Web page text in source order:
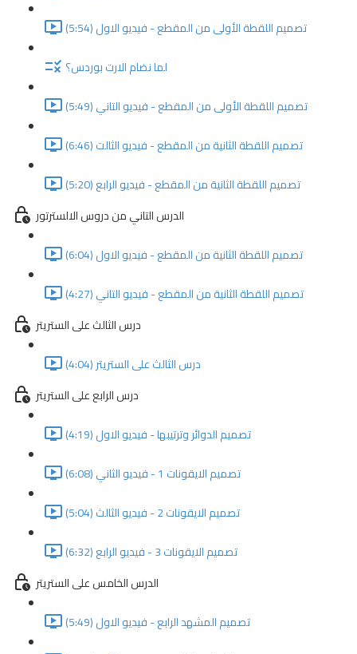
تصميم اللقطة الأولى من المقطع - فيديو الاول (5:54)
لما نضام الارت بوردس؟
تصميم اللقطة الأولى من المقطع - فيديو التاني (5:49)
تصميم اللقطة الثانية من المقطع - فيديو الثالت (6:46)
تصميم اللقطة الثانية من المقطع - فيديو الرابع (5:20)
الدرس التاني من دروس الالسترتور
تصميم اللقطة الثانية من المقطع - فيديو الاول (6:04)
تصميم اللقطة الثانية من المقطع - فيديو التاني (4:27)
درس الثالث على الستريتر
درس الثالث على الستريتر (4:04)
درس الرابع على الستريتر
تصميم الدوائر وترتيبها - فيديو الاول (4:19)
تصميم الايقونات 1 - فيديو الثاني (6:08)
تصميم الايقونات 2 - فيديو الثالث (5:04)
تصميم الايقونات 3 - فيديو الرابع (6:32)
الدرس الخامس على الستريتر
تصميم المشهد الرابع - فيديو الاول (5:49)